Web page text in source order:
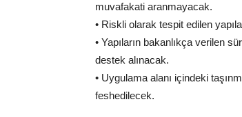
muvafakati aranmayacak.
• Riskli olarak tespit edilen
• Yapıların bakanlıkça verilen
destek alınacak.
• Uygulama alanı içindeki
feshedilecek.